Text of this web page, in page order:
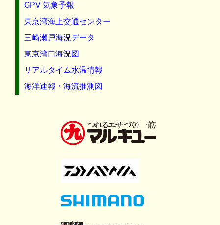
GPV 気象予報
東京湾海上交通センター
三崎瀬戸海況データ
東京湾口海況図
リアルタイム水温情報
海洋速報・海流推測図